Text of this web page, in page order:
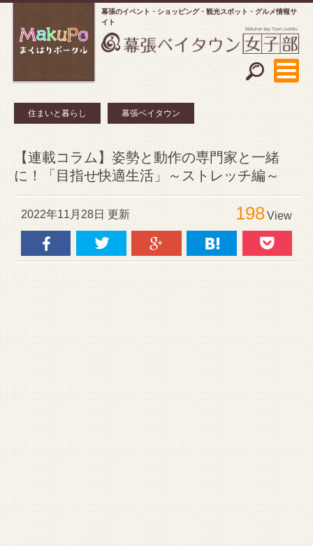
幕張のイベント・ショッピング
観光スポット・グルメ情報サ
イト
住まいと暮らし 幕張ベイタウン
【連載コラム】姿勢と動作の専門家と一緒
に！「目指せ快適生活」～ストレッチ編～
2022年11月28日 更新 198View